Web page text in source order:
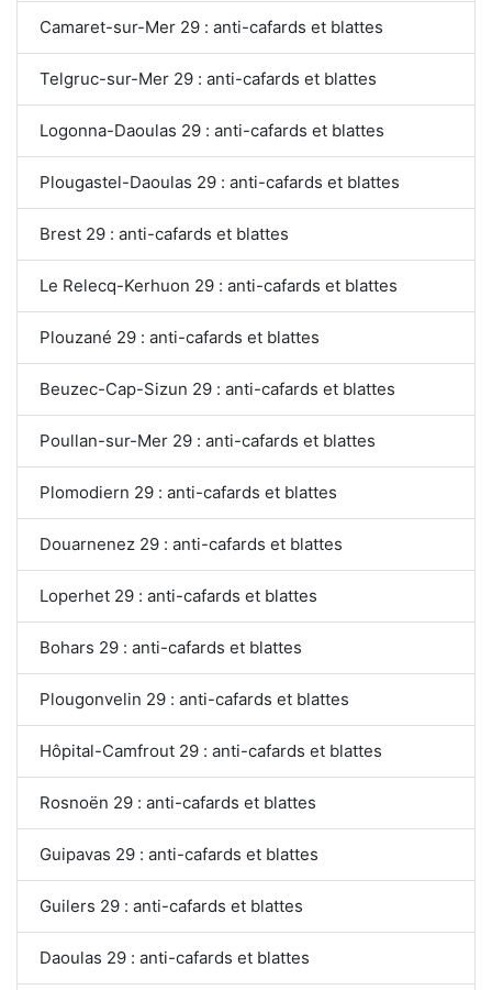
Camaret-sur-Mer 29 : anti-cafards et blattes
Telgruc-sur-Mer 29 : anti-cafards et blattes
Logonna-Daoulas 29 : anti-cafards et blattes
Plougastel-Daoulas 29 : anti-cafards et blattes
Brest 29 : anti-cafards et blattes
Le Relecq-Kerhuon 29 : anti-cafards et blattes
Plouzané 29 : anti-cafards et blattes
Beuzec-Cap-Sizun 29 : anti-cafards et blattes
Poullan-sur-Mer 29 : anti-cafards et blattes
Plomodiern 29 : anti-cafards et blattes
Douarnenez 29 : anti-cafards et blattes
Loperhet 29 : anti-cafards et blattes
Bohars 29 : anti-cafards et blattes
Plougonvelin 29 : anti-cafards et blattes
Hôpital-Camfrout 29 : anti-cafards et blattes
Rosnoën 29 : anti-cafards et blattes
Guipavas 29 : anti-cafards et blattes
Guilers 29 : anti-cafards et blattes
Daoulas 29 : anti-cafards et blattes